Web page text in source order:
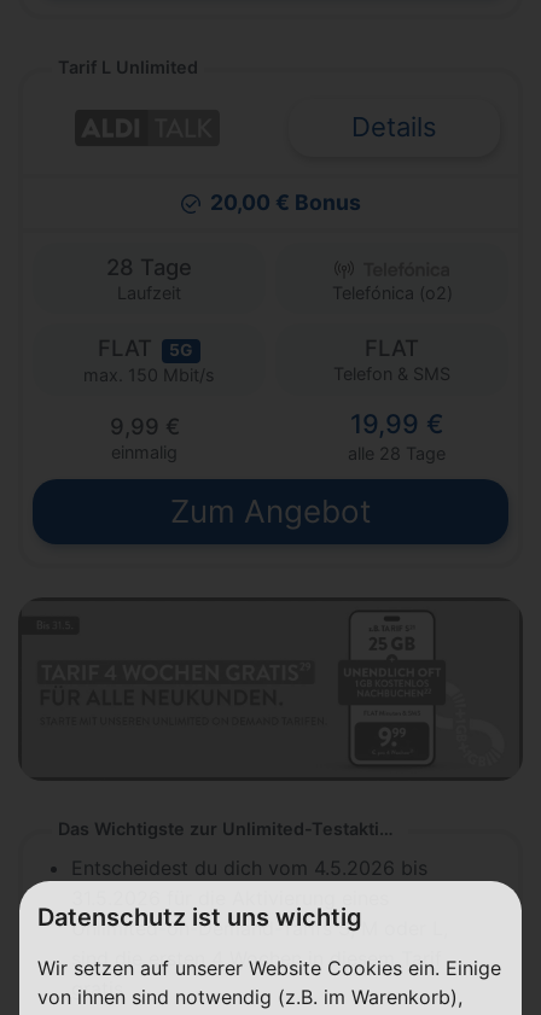
Tarif L Unlimited
Details
20,00 € Bonus
28 Tage
Laufzeit Telefónica (o2)
FLAT 5G
max. 150 Mbit/s
FLAT
Telefon & SMS
9,99 €
einmalig
19,99 €
alle 28 Tage
Zum Angebot
Das Wichtigste zur Unlimited-Testaktion von ALDI TALK
Entscheidest du dich vom 4.5.2026 bis
Unlimited-on-Demand-Tarifs S, M oder L,
sind die ersten 4 Wochen in diesem Tarif
gratis
Datenschutz ist uns wichtig
Wir setzen auf unserer Website Cookies ein. Einige
von ihnen sind notwendig (z.B. im Warenkorb),